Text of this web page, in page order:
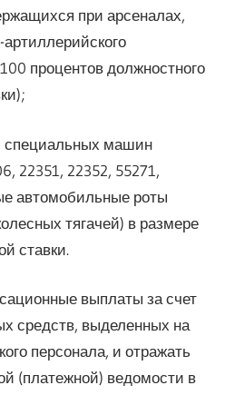
при арсеналах,
артиллерийского
процентов должностного
специальных машин
22351, 22352, 55271,
автомобильные роты
тягачей) в размере
ставки.
выплаты за счет
средств, выделенных на
персонала, и отражать
(платежной) ведомости в